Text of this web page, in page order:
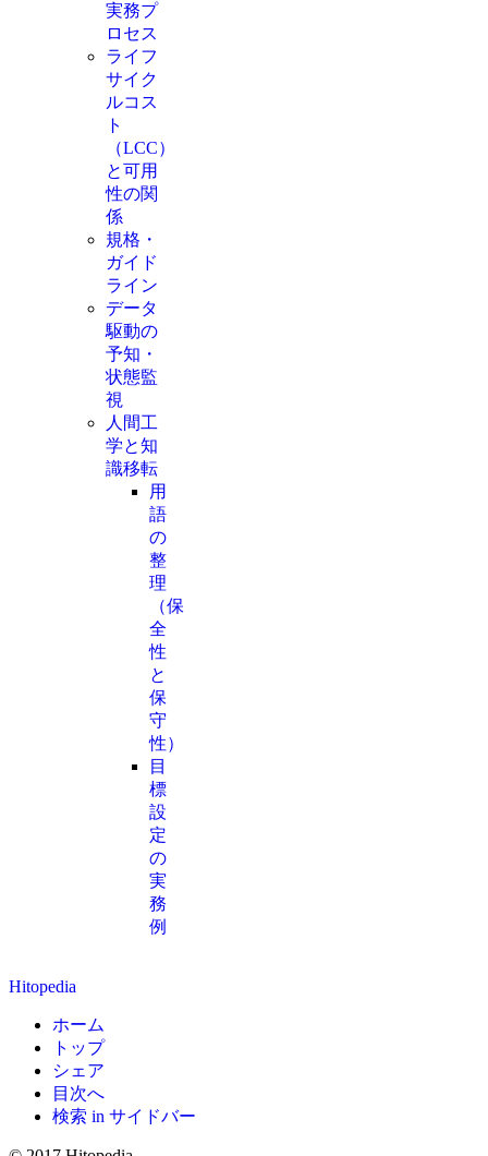
実務プ
ロセス
ライフ
サイク
ルコス
ト
（LCC）
と可用
性の関
係
規格・
ガイド
ライン
データ
駆動の
予知・
状態監
視
人間工
学と知
識移転
用
語
の
整
理
（保
全
性
と
保
守
性）
目
標
設
定
の
実
務
例
Hitopedia
ホーム
トップ
シェア
目次へ
検索 in サイドバー